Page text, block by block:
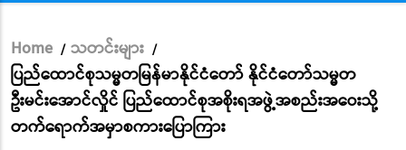
Breadcrumb
Home / သတင်းများ /
ပြည်ထောင်စုသမ္မတမြန်မာနိုင်ငံတော် နိုင်ငံတော်သမ္မတ
ဦးမင်းအောင်လှိုင် ပြည်ထောင်စုအစိုးရအဖွဲ့အစည်းအဝေးသို့
တက်ရောက်အမှာစကားပြောကြား